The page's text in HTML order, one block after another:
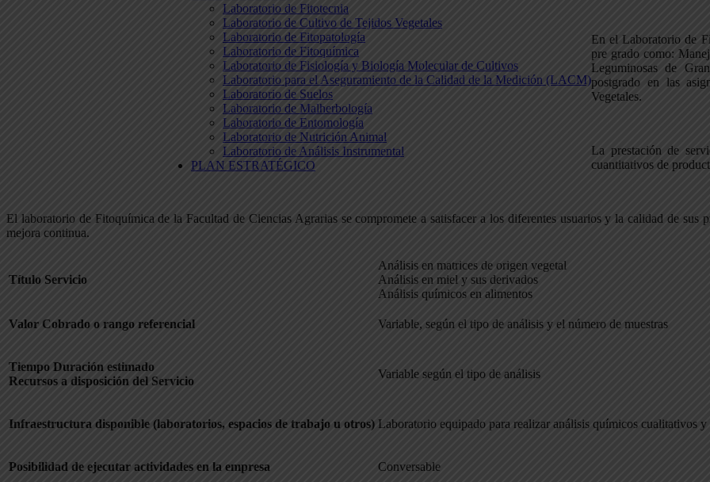
Laboratorio de Fitotecnia
Laboratorio de Cultivo de Tejidos Vegetales
Laboratorio de Fitopatología
Laboratorio de Fitoquímica
Laboratorio de Fisiología y Biología Molecular de Cultivos
Laboratorio para el Aseguramiento de la Calidad de la Medición (LACM)
Laboratorio de Suelos
Laboratorio de Malherbología
Laboratorio de Entomología
Laboratorio de Nutrición Animal
Laboratorio de Análisis Instrumental
PLAN ESTRATÉGICO
En el Laboratorio de
pre grado como:
Leguminosas de
postgrado en las
Vegetales.
La prestación de
cuantitativos de
El laboratorio de Fitoquímica de la Facultad de Ciencias Agrarias se compromete a satisfacer a los diferentes usuarios y la calidad de
mejora continua.
Título Servicio
Análisis en matrices de origen vegetal
Análisis en miel y sus derivados
Análisis químicos en alimentos
Valor Cobrado o rango referencial Variable, según el tipo de análisis y el número de muestras
Tiempo Duración estimado
Recursos a disposición del Servicio
Variable según el tipo de análisis
Infraestructura disponible (laboratorios, espacios de trabajo u otros) Laboratorio equipado para realizar análisis químicos cualitativos
Posibilidad de ejecutar actividades en la empresa Conversable